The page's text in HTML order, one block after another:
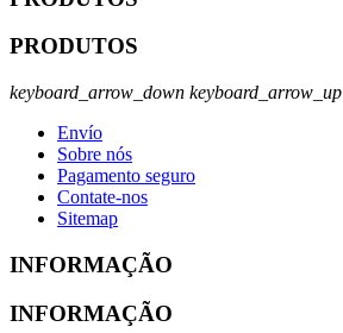
PRODUTOS
keyboard_arrow_down keyboard_arrow_up
Envío
Sobre nós
Pagamento seguro
Contate-nos
Sitemap
INFORMAÇÃO
INFORMAÇÃO